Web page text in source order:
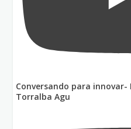
Conversando para innovar-
Torralba Agu